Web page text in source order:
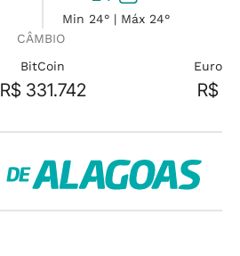
Min 24° | Máx 24°
CÂMBIO
BitCoin
R$ 331.742
Euro
R$